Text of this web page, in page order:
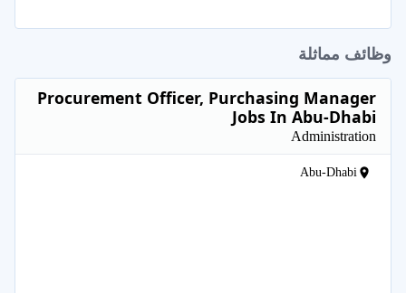
وظائف مماثلة
Procurement Officer, Purchasing Manager
Jobs In Abu-Dhabi
Administration
Abu-Dhabi